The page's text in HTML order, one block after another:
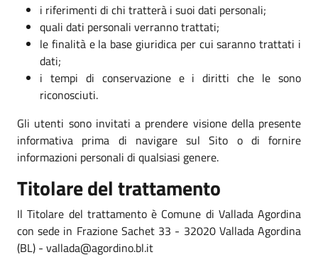
i riferimenti di chi tratterà i suoi dati personali;
quali dati personali verranno trattati;
le finalità e la base giuridica per cui saranno trattati i
dati;
i tempi di conservazione e i diritti che le sono
riconosciuti.
Gli utenti sono invitati a prendere visione della presente
informativa prima di navigare sul Sito o di fornire
informazioni personali di qualsiasi genere.
Titolare del trattamento
Il Titolare del trattamento è Comune di Vallada Agordina
con sede in Frazione Sachet 33 - 32020 Vallada Agordina
(BL) - vallada@agordino.bl.it